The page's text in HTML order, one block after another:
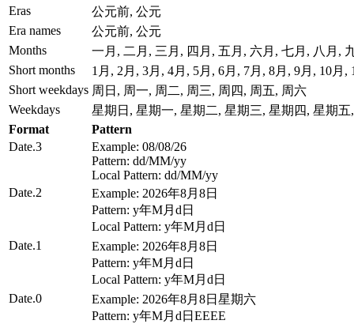
Eras
公元前, 公元
Era names
公元前, 公元
Months
一月, 二月, 三月, 四月, 五月, 六月, 七月, 八月,
Short months
1月, 2月, 3月, 4月, 5月, 6月, 7月, 8月, 9月, 10月,
Short weekdays 周日, 周一, 周二, 周三, 周四, 周五, 周六
Weekdays
星期日, 星期一, 星期二, 星期三, 星期四, 星期五
Format
Pattern
Date.3
Example: 08/08/26
Pattern: dd/MM/yy
Local Pattern: dd/MM/yy
Date.2
Example: 2026年8月8日
Pattern: y年M月d日
Local Pattern: y年M月d日
Date.1
Example: 2026年8月8日
Pattern: y年M月d日
Local Pattern: y年M月d日
Date.0
Example: 2026年8月8日星期六
Pattern: y年M月d日EEEE